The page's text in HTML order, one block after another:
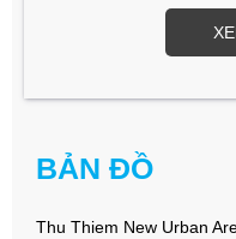
BẢN ĐỒ
Thu Thiem New Urban